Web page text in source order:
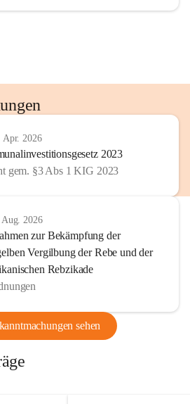
2026
2023
gem. §3 Abs 1 KIG 2023
2026
zur Bekämpfung der
Vergilbung der Rebe und der
Rebzikade
sehen